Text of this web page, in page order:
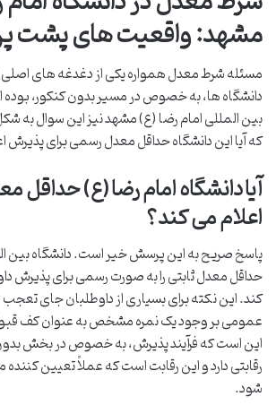
مشهد: واقعیت های پشت
مسئله شرط معدل همواره یکی از دغدغه های اصلی
دانشگاه ها، به خصوص در مسیر بدون کنکور، بوده
بین المللی امام رضا (ع) مشهد نیز این سوال
که آیا این دانشگاه حداقل معدل رسمی برای پذیرش
آیا دانشگاه امام رضا (ع)
اعلام می کند؟
پاسخ صریح به این پرسش خیر است. دانشگاه بین
حداقل معدل ثابتی را به صورت رسمی برای پذیرش
کند. این نکته برای بسیاری از داوطلبان جای تعجب
عمومی بر وجود یک نمره مشخص به عنوان کف
این است که فرآیند پذیرش، به خصوص در بخش
رقابتی دارد و این رقابت است که عملاً تعیین
شود.